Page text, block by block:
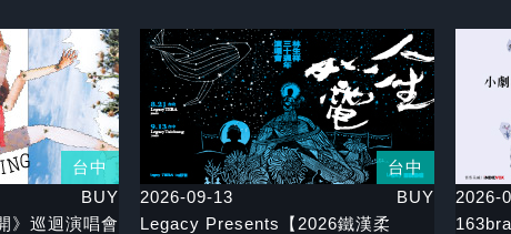
台中
BUY
》巡迴演唱會
台中
2026-09-13
BUY
Legacy Presents【2026鐵漢柔
2026-